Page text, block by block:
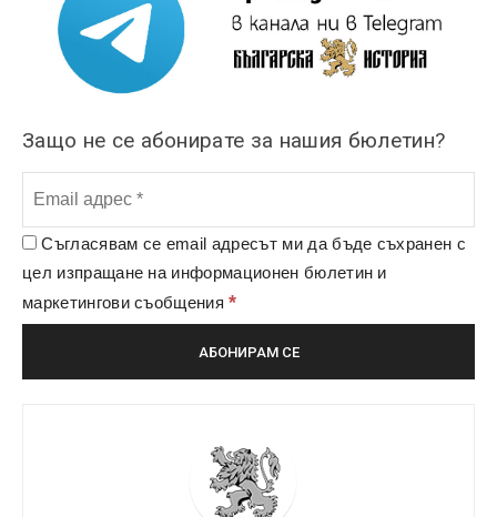
Защо не се абонирате за нашия бюлетин?
Съгласявам се email адресът ми да бъде съхранен с
цел изпращане на информационен бюлетин и
маркетингови съобщения*